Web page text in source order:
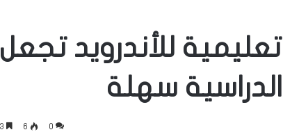
تعليمية للأندرويد تجعل
سهلة
0
6